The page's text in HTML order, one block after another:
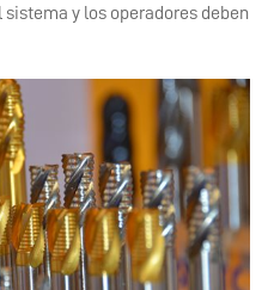
y los operadores deben